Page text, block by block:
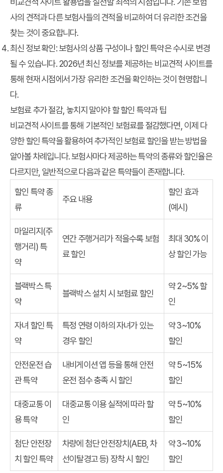
사의 견적과 다른 보험사들의 견적을 비교하여 더 유리한 조건을
찾는 것이 중요합니다.
최신 정보 확인: 보험사의 상품 구성이나 할인 특약은 수시로 변경
될 수 있습니다. 2026년 최신 정보를 제공하는 비교견적 사이트를
통해 현재 시점에서 가장 유리한 조건을 확인하는 것이 현명합니
다.
보험료 추가 절감, 놓치지 말아야 할 할인 특약과 팁
비교견적 사이트를 통해 기본적인 보험료를 절감했다면, 이제 다
양한 할인 특약을 활용하여 추가적인 보험료 할인을 받는 방법을
알아볼 차례입니다. 보험사마다 제공하는 특약의 종류와 할인율은
다르지만, 일반적으로 다음과 같은 특약들이 존재합니다.
할인 특약 종
류
주요 내용
할인 효과
(예시)
마일리지(주
행거리) 특
약
연간 주행거리가 적을수록 보험
료 할인
최대 30% 이
상 할인 가능
블랙박스 특
약
블랙박스 설치 시 보험료 할인
약 2~5% 할
인
자녀 할인 특
약
특정 연령 이하의 자녀가 있는
경우 할인
약 3~10%
할인
안전운전 습
관 특약
내비게이션 앱 등을 통해 안전
운전 점수 충족 시 할인
약 5~15%
할인
대중교통 이
용 특약
대중교통 이용 실적에 따라 할
인
약 5~10%
할인
첨단 안전장
치 할인 특약
차량에 첨단 안전장치(AEB, 차
선이탈경고 등) 장착 시 할인
약 3~10%
할인